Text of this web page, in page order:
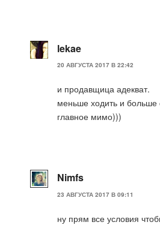
lekae
20 АВГУСТА 2017 В 22:42
и продавщица адекват.
меньше ходить и больше
главное мимо)))
Nimfs
23 АВГУСТА 2017 В 09:11
ну прям все условия